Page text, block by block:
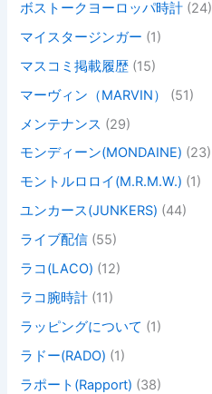
ボストークヨーロッパ時計 (24)
マイスタージンガー (1)
マスコミ掲載履歴 (15)
マーヴィン（MARVIN）
(51)
メンテナンス (29)
モンディーン(MONDAINE) (23)
モントルロロイ(M.R.M.W.) (1)
ユンカース(JUNKERS) (44)
ライブ配信 (55)
ラコ(LACO) (12)
ラコ腕時計 (11)
ラッピングについて (1)
ラドー(RADO) (1)
ラポート(Rapport) (38)